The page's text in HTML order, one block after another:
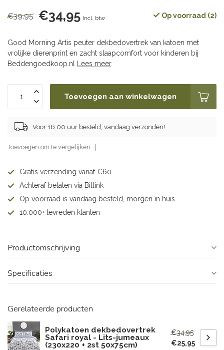
€39,95 €34,95 Incl. btw Op voorraad (2)
Good Morning Artis peuter dekbedovertrek van katoen met
vrolijke dierenprint en zacht slaapcomfort voor kinderen bij
Beddengoedkoop.nl
Lees meer.
Toevoegen aan winkelwagen
Voor 16:00 uur besteld, vandaag verzonden!
Toevoegen om te vergelijken
Gratis verzending vanaf €60
Achteraf betalen via Billink
Op voorraad is vandaag besteld, morgen in huis
10.000+ tevreden klanten
Productomschrijving
Specificaties
Gerelateerde producten
Polykatoen dekbedovertrek
Safari royal - Lits-jumeaux
(230x220 + 2st 50x75cm)
€34,95
€25,95